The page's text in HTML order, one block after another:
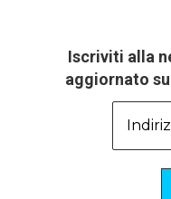
Iscriviti alla
aggiornato